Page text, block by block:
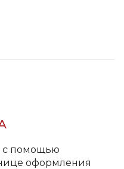
с помощью
оформления